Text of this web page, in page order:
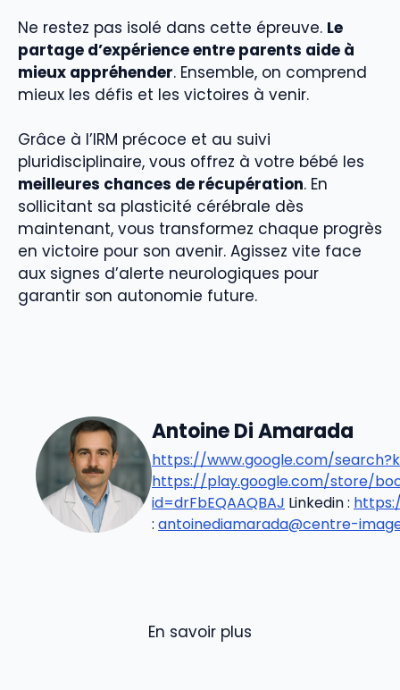
Ne restez pas isolé dans cette épreuve. Le
partage d’expérience entre parents aide à
mieux appréhender. Ensemble, on comprend
mieux les défis et les victoires à venir.
Grâce à l’IRM précoce et au suivi
pluridisciplinaire, vous offrez à votre bébé les
meilleures chances de récupération. En
sollicitant sa plasticité cérébrale dès
maintenant, vous transformez chaque progrès
en victoire pour son avenir. Agissez vite face
aux signes d’alerte neurologiques pour
garantir son autonomie future.
Antoine Di Amarada
https://www.google.com/
https://play.google.com/store/
id=drFbEQAAQBAJ Linkedin :
: antoinediamarada@centre-
En savoir plus